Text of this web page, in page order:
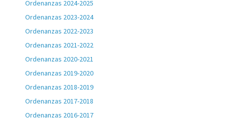
Ordenanzas 2024-2025
Ordenanzas 2023-2024
Ordenanzas 2022-2023
Ordenanzas 2021-2022
Ordenanzas 2020-2021
Ordenanzas 2019-2020
Ordenanzas 2018-2019
Ordenanzas 2017-2018
Ordenanzas 2016-2017